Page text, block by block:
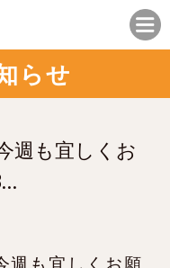
らせ
週も宜しくお